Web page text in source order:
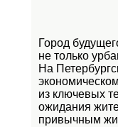
Город
не только
На
из ключевых
ожидания
привычным